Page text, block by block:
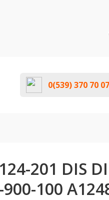
0(539) 370 70 07
201 DIS
900-100